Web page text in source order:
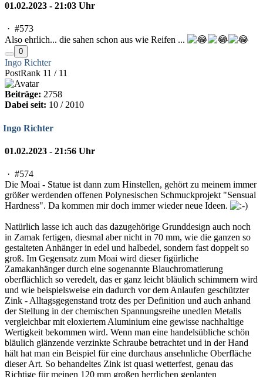
01.02.2023 - 21:03 Uhr
· #573
Also ehrlich... die sahen schon aus wie Reifen ...
0
Ingo Richter
PostRank 11 / 11
Beiträge: 2758
Dabei seit: 10 / 2010
Ingo Richter
01.02.2023 - 21:56 Uhr
· #574
Die Moai - Statue ist dann zum Hinstellen, gehört zu meinem immer
größer werdenden offenen Polynesischen Schmuckprojekt "Sensual
Hardness". Da kommen mir doch immer wieder neue Ideen.
Natürlich lasse ich auch das dazugehörige Grunddesign auch noch
in Zamak fertigen, diesmal aber nicht in 70 mm, wie die ganzen so
gestalteten Anhänger in edel und halbedel, sondern fast doppelt so
groß. Im Gegensatz zum Moai wird dieser figürliche
Zamakanhänger durch eine sogenannte Blauchromatierung
oberflächlich so veredelt, das er ganz leicht bläulich schimmern wird
und wie beispielsweise ein dadurch vor dem Anlaufen geschützter
Zink - Alltagsgegenstand trotz des per Definition und auch anhand
der Stellung in der chemischen Spannungsreihe unedlen Metalls
vergleichbar mit eloxiertem Aluminium eine gewisse nachhaltige
Wertigkeit bekommen wird. Wenn man eine handelsübliche schön
bläulich glänzende verzinkte Schraube betrachtet und in der Hand
hält hat man ein Beispiel für eine durchaus ansehnliche Oberfläche
dieser Art. So behandeltes Zink ist quasi wetterfest, genau das
Richtige für meinen 120 mm großen herrlichen geplanten